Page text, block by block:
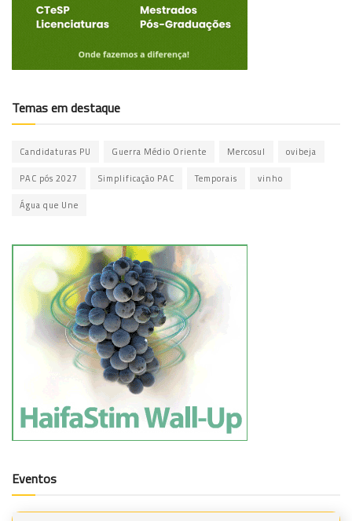
Temas em destaque
Candidaturas PU Guerra Médio Oriente Mercosul ovibeja
PAC pós 2027 Simplificação PAC Temporais vinho
Água que Une
Eventos